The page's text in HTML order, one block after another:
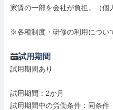
家賃の一部を会社が負担。（個
※各種制度・研修の利用につい
試用期間
試用期間あり
試用期間：2か月
試用期間中の労働条件：同条件